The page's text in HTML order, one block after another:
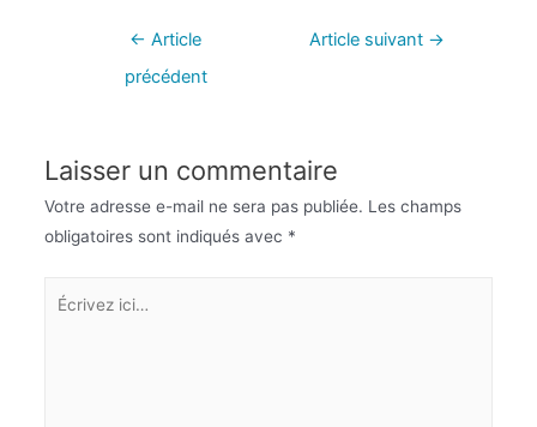
← Article
précédent
Article suivant →
Laisser un commentaire
Votre adresse e-mail ne sera pas publiée. Les champs
obligatoires sont indiqués avec *